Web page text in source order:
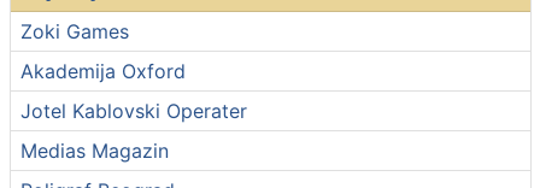
Zoki Games
Akademija Oxford
Jotel Kablovski Operater
Medias Magazin